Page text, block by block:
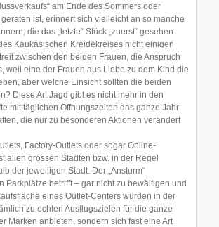
am Ende des Sommers oder
ist, erinnert sich vielleicht an so manche
die das „letzte“ Stück „zuerst“ gesehen
Kaukasischen Kreidekreises nicht einigen
zwischen den beiden Frauen, die Anspruch
weil eine der Frauen aus Liebe zu dem Kind die
aber welche Einsicht sollten die beiden
Diese Art Jagd gibt es nicht mehr in den
mit täglichen Öffnungszeiten das ganze Jahr
die nur zu besonderen Aktionen verändert
Factory-Outlets oder sogar Online-
allen grossen Städten bzw. in der Regel
der jeweiligen Stadt. Der „Ansturm“
betrifft – gar nicht zu bewältigen und
eines Outlet-Centers würden in der
zu echten Ausflugszielen für die ganze
Marken anbieten, sondern sich fast eine Art